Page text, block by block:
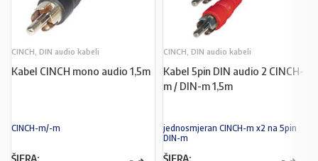
CINCH, DIN audio kabeli
Kabel CINCH mono audio 1,5m
CINCH-m/-m
ŠIFRA:
CINCH, DIN audio kabeli
Kabel 5pin DIN audio 2 CINCH-
m / DIN-m 1,5m
jednosmjeran CINCH-m x2 na 5pin
DIN-m
ŠIFRA: